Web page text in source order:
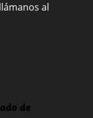
al
de